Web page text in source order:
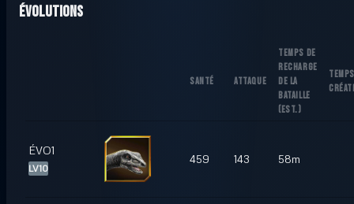
Évolutions
SANTÉ ATTAQUE
TEMPS DE
RECHARGE
DE LA
BATAILLE
(EST.)
ÉVO1
LV10
459 143 58m